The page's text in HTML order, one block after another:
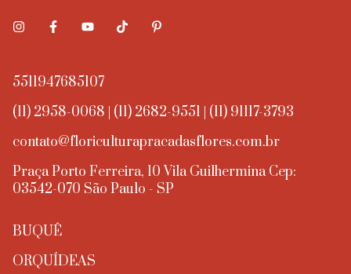
5511947685107
(11) 2958-0068 | (11) 2682-9551 | (11) 91117-3793
contato@floriculturapracadasflores.com.br
Praça Porto Ferreira, 10 Vila Guilhermina Cep:
03542-070 São Paulo - SP
BUQUÊ
ORQUÍDEAS